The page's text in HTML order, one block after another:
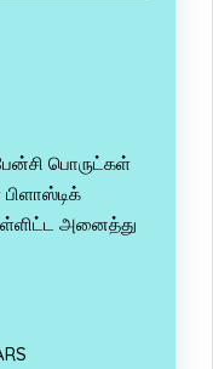
பொருட்கள்
அனைத்து